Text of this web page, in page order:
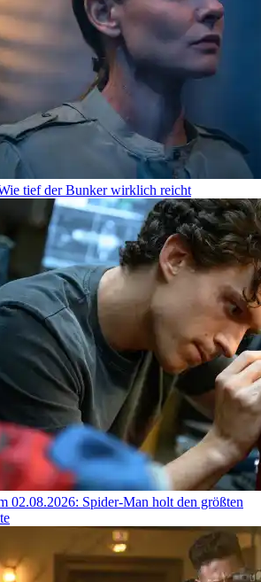
tief der Bunker wirklich reicht
02.08.2026: Spider-Man holt den größten